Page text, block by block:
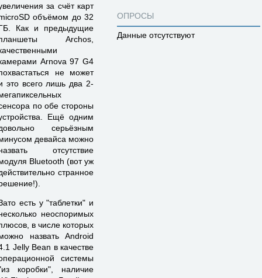
за счёт карт
объёмом до 32
Как и предыдущие
Archos,
Arnova 97 G4
не может
это всего лишь два 2-
по обе стороны
Ещё одним
серьёзным
девайса можно
отсутствие
Bluetooth (вот уж
странное
есть у "таблетки" и
неоспоримых
в числе которых
назвать Android
Jelly Bean в качестве
системы
коробки", наличие
ОПРОСЫ
Данные отсутствуют